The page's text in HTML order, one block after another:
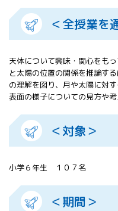
＜全授業を
天体について興味・関心をも
と太陽の位置の関係を推論す
の理解を図り、月や太陽に対
表面の様子についての見方や
＜対象＞
小学６年生 １０７名
＜期間＞